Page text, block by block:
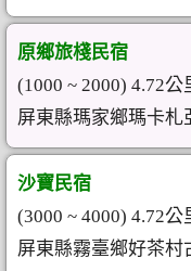
原鄉旅棧民宿
(1000 ~ 2000) 4.72公
屏東縣瑪家鄉瑪卡札
沙寶民宿
(3000 ~ 4000) 4.72公
屏東縣霧臺鄉好茶村